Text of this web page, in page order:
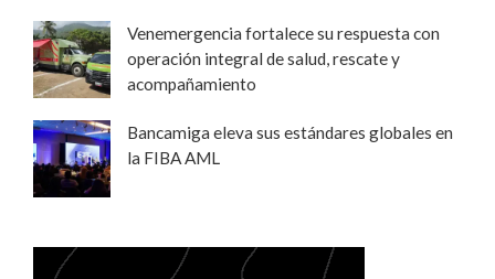
Venemergencia fortalece su respuesta con
operación integral de salud, rescate y
acompañamiento
Bancamiga eleva sus estándares globales en
la FIBA AML